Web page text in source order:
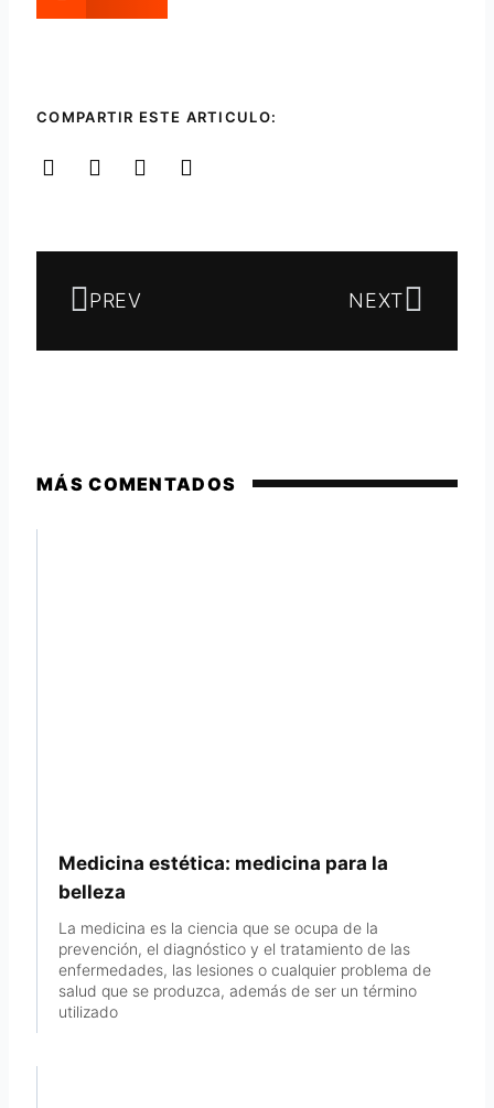
COMPARTIR ESTE ARTICULO:
PREV NEXT
MÁS COMENTADOS
Medicina estética: medicina para la
belleza
La medicina es la ciencia que se ocupa de la
prevención, el diagnóstico y el tratamiento de las
enfermedades, las lesiones o cualquier problema de
salud que se produzca, además de ser un término
utilizado